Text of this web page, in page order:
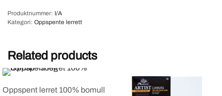
Produktnummer: I/A
Kategori: Oppspente lerrett
Related products
Oppspent lerret 100% bomull